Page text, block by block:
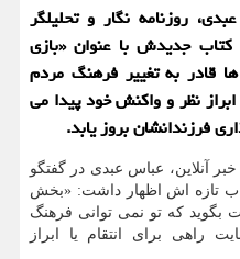
روزنامه نگار و تحلیلگر
کتاب جدیدش با عنوان «بازی
قادر به تغییر فرهنگ مردم
نظر و واکنش خود پیدا می
فرزندانشان بروز یابد.
آنلاین، عباس عبدی در گفتگو
تازه اش اظهار داشت: «بخش
که تو نمی توانی فرهنگ
راهی برای انتقام یا ابراز